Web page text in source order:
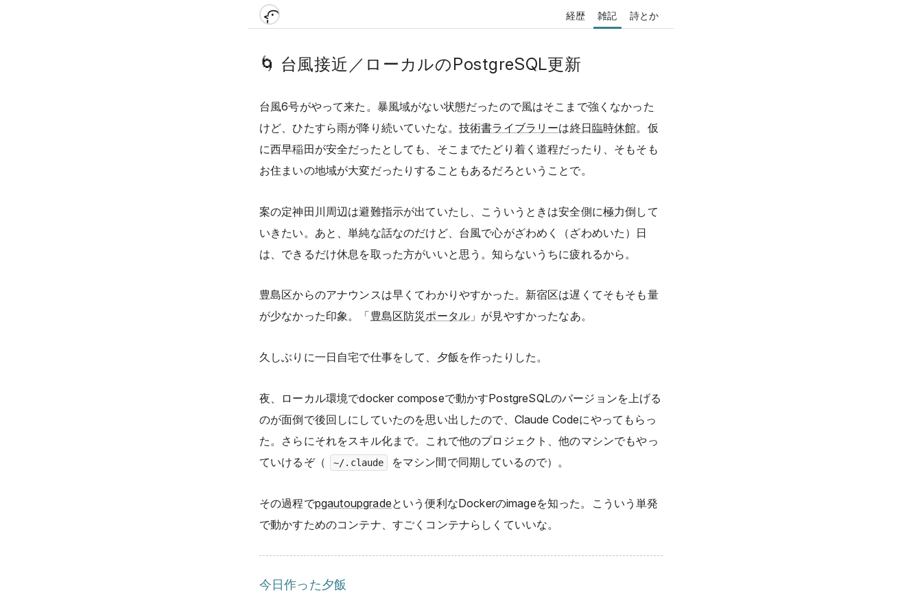
経歴 雑記 詩とか
🌀 台風接近／ローカルのPostgreSQL更新
台風6号がやって来た。暴風域がない状態だったので風はそこまで強くなかった
けど、ひたすら雨が降り続いていたな。 技術書ライブラリーは終日臨時休館。仮
に西早稲田が安全だったとしても、そこまでたどり着く道程だったり、そもそも
お住まいの地域が大変だったりすることもあるだろということで。
案の定神田川周辺は避難指示が出ていたし、こういうときは安全側に極力倒して
いきたい。あと、単純な話なのだけど、台風で心がざわめく（ざわめいた）日
は、できるだけ休息を取った方がいいと思う。知らないうちに疲れるから。
豊島区からのアナウンスは早くてわかりやすかった。新宿区は遅くてそもそも量
が少なかった印象。「豊島区防災ポータル 」が見やすかったなあ。
久しぶりに一日自宅で仕事をして、夕飯を作ったりした。
夜、ローカル環境でdocker composeで動かすPostgreSQLのバージョンを上げる
のが面倒で後回しにしていたのを思い出したので、Claude Codeにやってもらっ
た。さらにそれをスキル化まで。これで他のプロジェクト、他のマシンでもやっ
ていけるぞ（
~/.claude をマシン間で同期しているので）。
その過程でpgautoupgradeという便利なDockerのimageを知った。こういう単発
で動かすためのコンテナ、すごくコンテナらしくていいな。
今日作った夕飯